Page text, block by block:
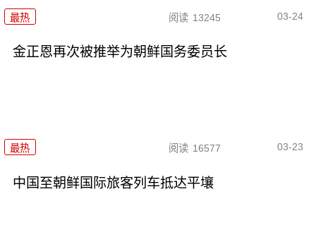
最热 阅读 13245 03-24
金正恩再次被推举为朝鲜国务委员长
最热 阅读 16577 03-23
中国至朝鲜国际旅客列车抵达平壤